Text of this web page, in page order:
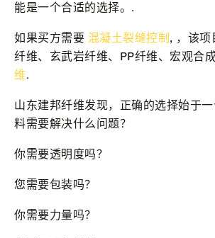
能是一个合适的选择。.
如果买方需要 混凝土裂缝控制 , ，该项
纤维、玄武岩纤维、PP纤维、宏观合
维.
山东建邦纤维发现，正确的选择始于
料需要解决什么问题？
你需要透明度吗？
您需要包装吗？
你需要力量吗？